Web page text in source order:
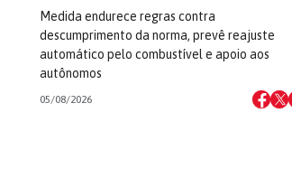
Medida endurece regras contra
descumprimento da norma, prevê reajuste
automático pelo combustível e apoio aos
autônomos
05/08/2026